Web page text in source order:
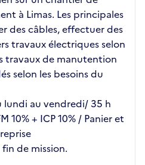
à Limas. Les principales
des câbles, effectuer des
travaux électriques selon
travaux de manutention
selon les besoins du
lundi au vendredi/ 35 h
10% + ICP 10% / Panier et
de mission.